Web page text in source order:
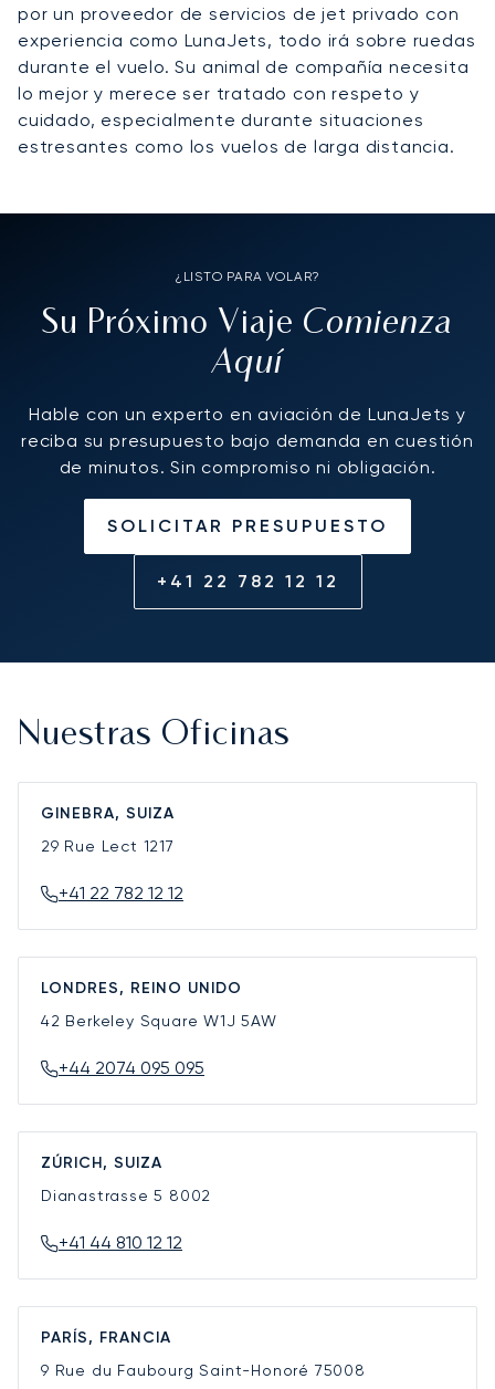
por un proveedor de servicios de jet privado con
experiencia como LunaJets, todo irá sobre ruedas
durante el vuelo. Su animal de compañía necesita
lo mejor y merece ser tratado con respeto y
cuidado, especialmente durante situaciones
estresantes como los vuelos de larga distancia.
¿LISTO PARA VOLAR?
Su Próximo Viaje Comienza
Aquí
Hable con un experto en aviación de LunaJets y
reciba su presupuesto bajo demanda en cuestión
de minutos. Sin compromiso ni obligación.
SOLICITAR PRESUPUESTO
+41 22 782 12 12
Nuestras Oficinas
GINEBRA, SUIZA
29 Rue Lect 1217
+41 22 782 12 12
LONDRES, REINO UNIDO
42 Berkeley SquareW1J 5AW
+44 2074 095 095
ZÚRICH, SUIZA
Dianastrasse 5 8002
+41 44 810 12 12
PARÍS, FRANCIA
9 Rue du Faubourg Saint-Honoré 75008